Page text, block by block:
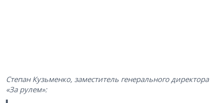
Степан Кузьменко, заместитель генерального директора
«За рулем»: